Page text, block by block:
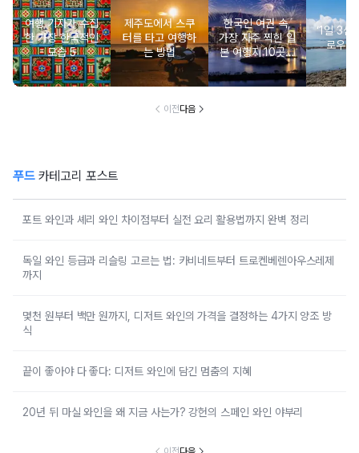
여행 기자가 수집
한 가장 한국적인
모습 5
제주도에서 스쿠
터를 타고 여행하
는 방법
한국인 여권 속,
가장 자주 찍힌 일
본 여행지 10곳은
어디?
‘1일 3섬
로우아
이전다음
푸드카테고리 포스트
포트 와인과 셰리 와인 차이점부터 실전 요리 활용법까지 완벽 정리
독일 와인 등급과 리슬링 고르는 법: 카비네트부터 트로켄베렌아우스레제
까지
몇천 원부터 백만 원까지, 디저트 와인의 가격을 결정하는 4가지 양조 방
식
끝이 좋아야 다 좋다: 디저트 와인에 담긴 멈춤의 지혜
20년 뒤 마실 와인을 왜 지금 사는가? 강헌의 스페인 와인 야부리